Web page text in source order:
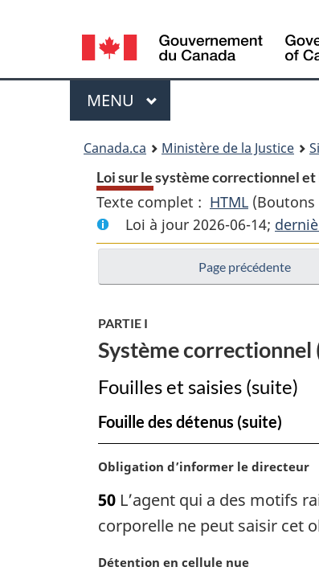
Language
selection
Menu
MENU PRINCIPAL
Canada.ca Ministère de la Justice
Loi sur le système correctionnel
Texte complet : HTML Texte
complet
:
Loi
système
et
mise
en
liberté
sous
condition
Loi à jour 2026-06-14;
Page précédente
PARTIE I
Système correctionnel
Fouilles et saisies (suite)
Fouille des détenus (suite)
N
t
e
a
Obligation d’informer le directeur
50 L’agent qui a des motifs
corporelle ne peut saisir cet
N
Détention en cellule nue